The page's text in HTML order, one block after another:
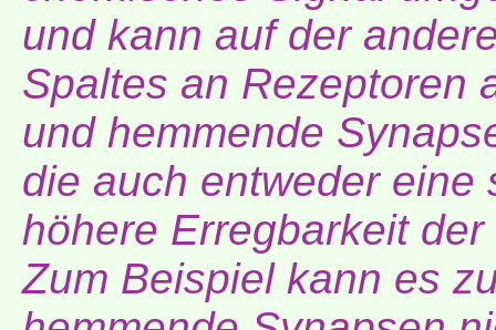
und kann auf der
Spaltes an Rezeptoren
und hemmende
die auch entweder eine
höhere Erregbarkeit
Zum Beispiel kann es